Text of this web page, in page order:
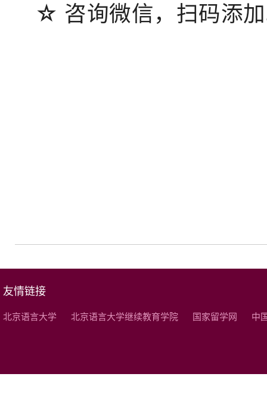
☆ 咨询微信，扫码添
友情链接
北京语言大学 北京语言大学继续教育学院 国家留学网 中